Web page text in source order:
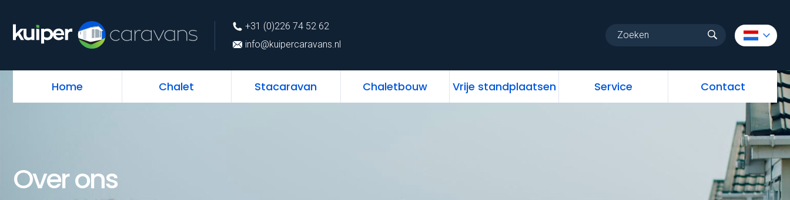
+31 (0)226 74 52 62
info@kuipercaravans.nl
Home Chalet Stacaravan Chaletbouw Vrije standplaatsen Service Contact
info@kuipercaravans.nl
Home Contact
Over ons